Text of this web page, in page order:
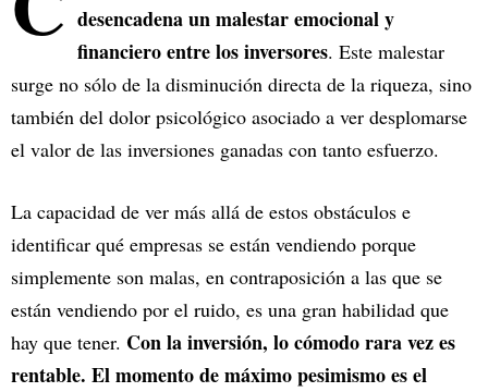
desencadena un malestar emocional y
financiero entre los inversores. Este malestar
surge no sólo de la disminución directa de la riqueza, sino
también del dolor psicológico asociado a ver desplomarse
el valor de las inversiones ganadas con tanto esfuerzo.
La capacidad de ver más allá de estos obstáculos e
identificar qué empresas se están vendiendo porque
simplemente son malas, en contraposición a las que se
están vendiendo por el ruido, es una gran habilidad que
hay que tener. Con la inversión, lo cómodo rara vez es
rentable. El momento de máximo pesimismo es el